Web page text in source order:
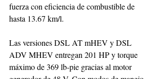
fuerza con eficiencia de combustible de
hasta 13.67 km/l.
Las versiones DSL AT mHEV y DSL
ADV MHEV entregan 201 HP y torque
máximo de 369 lb-pie gracias al motor